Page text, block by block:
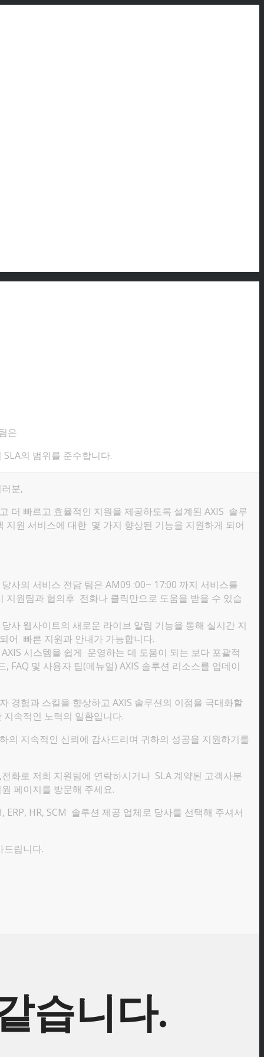
은
의 범위를 준수합니다.
분,
더 빠르고 효율적인 지원을 제공하도록 설계된 AXIS 솔루
지원 서비스에 대한 몇 가지 향상된 기능을 지원하게 되어
당사의 서비스 전담 팀은 AM09 :00~ 17:00 까지 서비스를
지원팀과 협의후 전화나 클릭만으로 도움을 받을 수 있습
당사 웹사이트의 새로운 라이브 알림 기능을 통해 실시간 지
어 빠른 지원과 안내가 가능합니다.
AXIS 시스템을 쉽게 운영하는 데 도움이 되는 보다 포괄적
, FAQ 및 사용자 팁(메뉴얼) AXIS 솔루션 리소스를 업데이
경험과 스킬을 향상하고 AXIS 솔루션의 이점을 극대화할
속적인 노력의 일환입니다.
의 지속적인 신뢰에 감사드리며 귀하의 성공을 지원하기를
화로 저희 지원팀에 연락하시거나 SLA 계약된 고객사분
페이지를 방문해 주세요.
ERP, HR, SCM 솔루션 제공 업체로 당사를 선택해 주셔서
드립니다.
습니다.